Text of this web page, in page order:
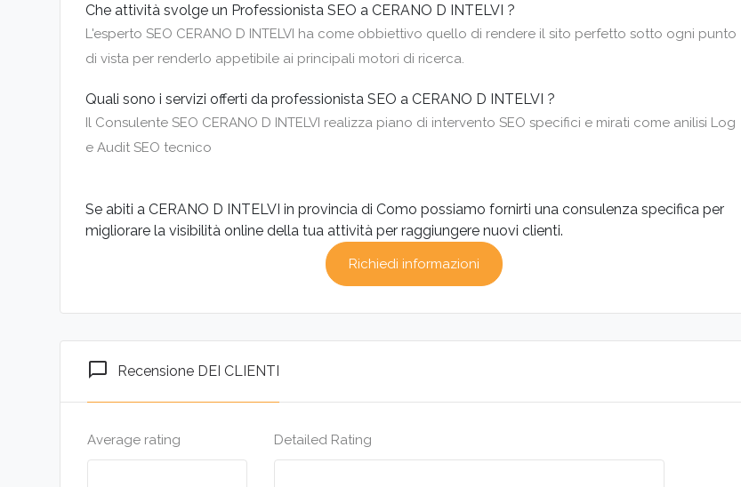
Che attività svolge un Professionista SEO a CERANO D INTELVI ?
L'esperto SEO CERANO D INTELVI ha come obbiettivo quello di rendere il sito perfetto sotto ogni punto
di vista per renderlo appetibile ai principali motori di ricerca.
Quali sono i servizi offerti da professionista SEO a CERANO D INTELVI ?
Il Consulente SEO CERANO D INTELVI realizza piano di intervento SEO specifici e mirati come anilisi Log
e Audit SEO tecnico
Se abiti a CERANO D INTELVI in provincia di Como possiamo fornirti una consulenza specifica per
migliorare la visibilità online della tua attività per raggiungere nuovi clienti.
Richiedi informazioni
chat_bubble_outline Recensione DEI CLIENTI
Average rating Detailed Rating